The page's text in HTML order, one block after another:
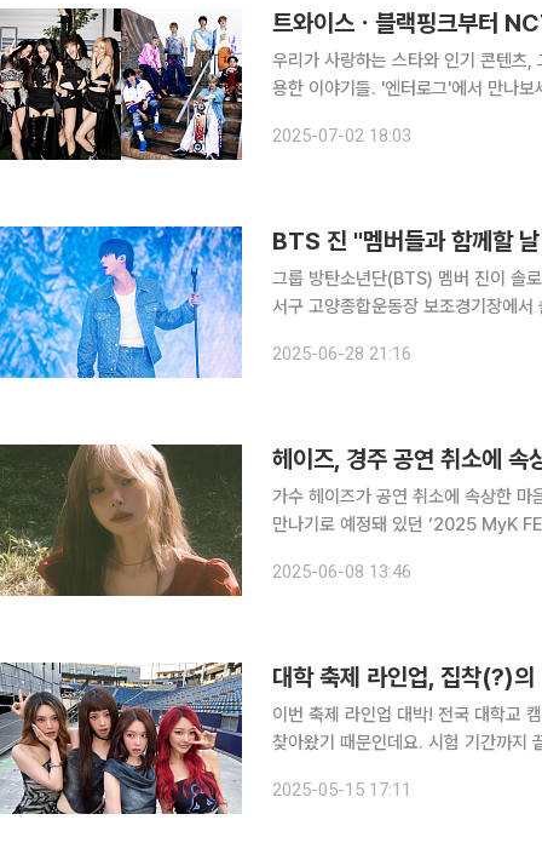
우리가 사랑하는 스타와 인기 콘텐츠
용한 이야기들. '엔터로그'에서 만나보세요. 가요계의 치열한 계절이 돌아왔습니다. 여
2025-07-02 18:03
그룹 방탄소년단(BTS) 멤버 진이 솔로 팬콘서트
서구 고양종합운동장 보조경기장에
콘서트 투어로, BTS 유튜브 채널에서
2025-06-28 21:16
가수 헤이즈가 공연 취소에 속상한 마음을 전했다. 8일 헤이즈는 자신의
만나기로 예정돼 있던 ‘2025 MyK
시 공연장에 도착해 여러분들을 만날
2025-06-08 13:46
대학 축제 라인업, 집착(?)
이번 축제 라인업 대박! 전국 대학교 캠퍼스가 들썩이고 있습니다. 5월이면 찾아오는 축제 시즌이
찾아왔기 때문인데요. 시험 기간까지
다. 어느 순간 축제의 핵심이 '공연'이
2025-05-15 17:11